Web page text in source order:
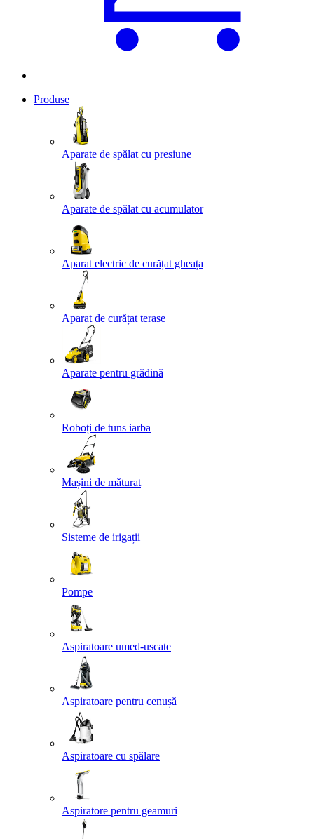
Produse
Aparate de spălat cu presiune
Aparate de spălat cu acumulator
Aparat electric de curățat gheața
Aparat de curățat terase
Aparate pentru grădină
Roboți de tuns iarba
Mașini de măturat
Sisteme de irigații
Pompe
Aspiratoare umed-uscate
Aspiratoare pentru cenușă
Aspiratoare cu spălare
Aspiratore pentru geamuri